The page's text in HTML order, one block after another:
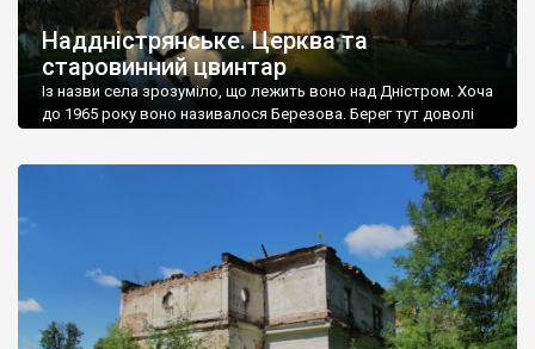
Наддністрянське. Церква та
старовинний цвинтар
Із назви села зрозуміло, що лежить воно над Дністром. Хоча
до 1965 року воно називалося Березова. Берег тут доволі
Наддністрянське відрізняється від більшості навколишніх
сіл. У селі є мурована Михайлівська церква. Точної дати […]